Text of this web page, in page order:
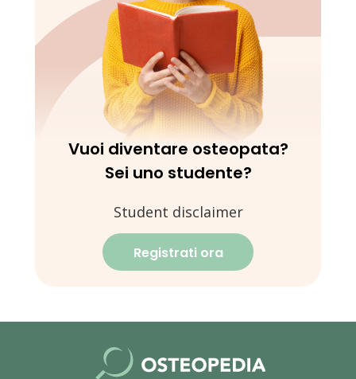
Vuoi diventare osteopata?
Sei uno studente?
Student disclaimer
Registrati ora